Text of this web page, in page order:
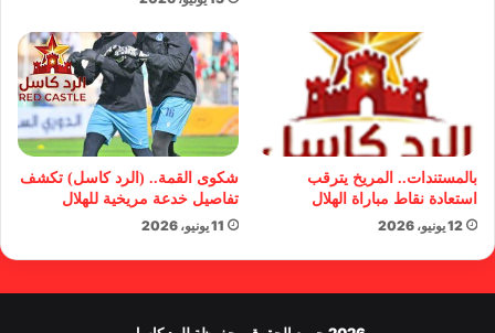
بالمستندات.. المريخ يترقب
استعادة نقاط مباراة الهلال
12 يونيو، 2026
شكوى القمة.. (الرد كاسل) تكشف
تفاصيل خدعة مريخية للهلال
11 يونيو، 2026